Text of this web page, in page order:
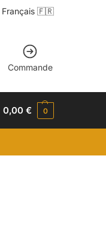
Français 🇫🇷
Commande
0,00€ 0